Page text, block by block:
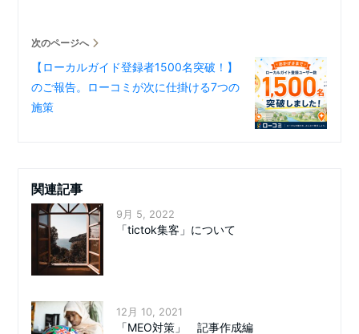
次のページへ
【ローカルガイド登録者1500名突破！】
のご報告。ローコミが次に仕掛ける7つの
施策
関連記事
9月 5, 2022
「tictok集客」について
12月 10, 2021
「MEO対策」 記事作成編